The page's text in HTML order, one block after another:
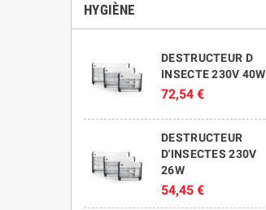
HYGIÈNE
DESTRUCTEUR D
INSECTE 230V 40W
72,54 €
DESTRUCTEUR
D'INSECTES 230V
26W
54,45 €